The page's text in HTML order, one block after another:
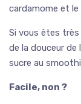
cardamome et le
Si vous êtes
de la douceur de
sucre au
Facile, non ?